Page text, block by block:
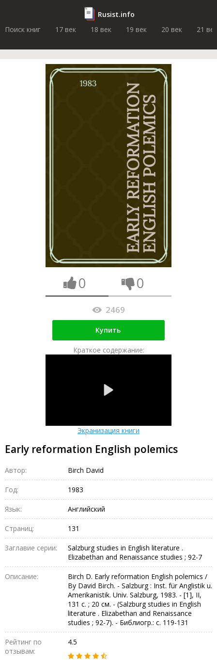
Rusist.info
Поиск книг
17 век 18 век 19 век 20 век 21 век
0 0
2469
Купить
Краткое содержание:
Экранизация книги
Early reformation English polemics
Автор: Birch David
Год: 1983
Язык: Английский
Страниц: 131
Заглавие серии:
Salzburg studies in English literature .
Elizabethan and Renaissance studies ; 92-7
Описание:
Birch D. Early reformation English polemics /
By David Birch. - Salzburg : Inst. für Anglistik u.
Amerikanistik. Univ. Salzburg, 1983. - [1], II,
131 с. ; 20 см. - (Salzburg studies in English
literature . Elizabethan and Renaissance
studies ; 92-7). - Библиогр.: с. 119-131
Рейтинг по
отзывам:
4.5